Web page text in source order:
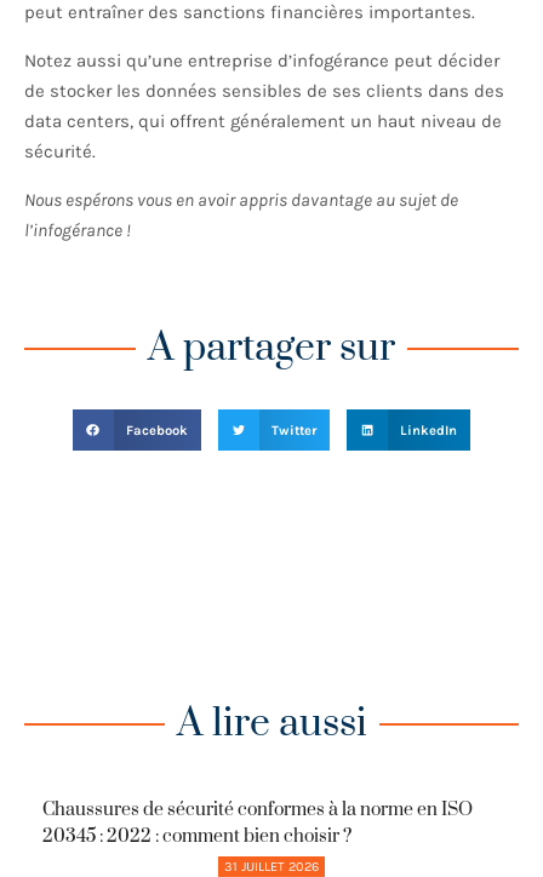
peut entraîner des sanctions financières importantes.
Notez aussi qu’une entreprise d’infogérance peut décider
de stocker les données sensibles de ses clients dans des
data centers, qui offrent généralement un haut niveau de
sécurité.
Nous espérons vous en avoir appris davantage au sujet de
l’infogérance !
A partager sur
Facebook Twitter LinkedIn
A lire aussi
Chaussures de sécurité conformes à la norme en ISO
20345 : 2022 : comment bien choisir ?
31 JUILLET 2026